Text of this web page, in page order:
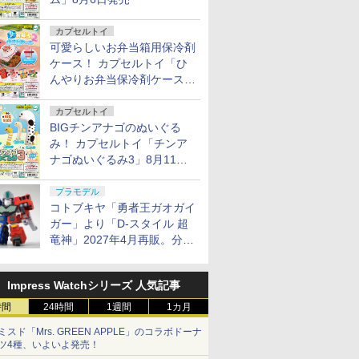
カプセルトイ
可愛らしいお弁当箱用保冷剤
ケース！ カプセルトイ「ひ
んやりお弁当保冷剤ケース
カプセルトイ
BIGチンアナゴのぬいぐる
み！ カプセルトイ「チンア
ナゴぬいぐるみ3」8月11日
プラモデル
コトブキヤ「勇者王ガオガイ
ガー」より「D-スタイル 超
竜神」2027年4月再販。分離
Impress Watchシリーズ 人気記事
24時間 1週間 1カ月
スド「Mrs. GREEN APPLE」のコラボドーナ
4種、いよいよ発売！